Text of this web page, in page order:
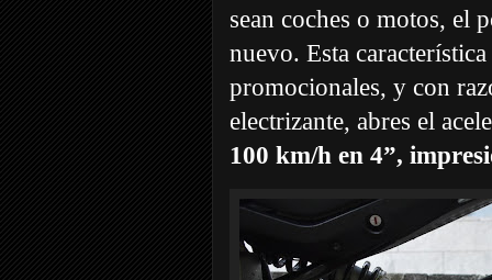
sean coches o motos, el
nuevo. Esta
promocionales, y con
electrizante, abres el
100 km/h en 4”,